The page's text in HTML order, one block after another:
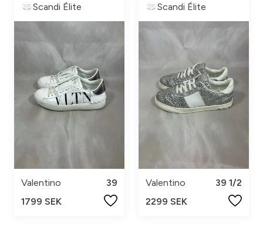
Scandi Élite
Valentino
39
1799 SEK
Scandi Élite
Valentino
39 1/2
2299 SEK